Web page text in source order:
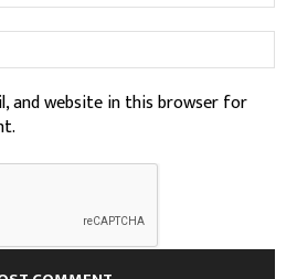
and website in this browser for